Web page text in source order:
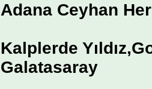
Adana Ceyhan
Kalplerde
Galatasaray